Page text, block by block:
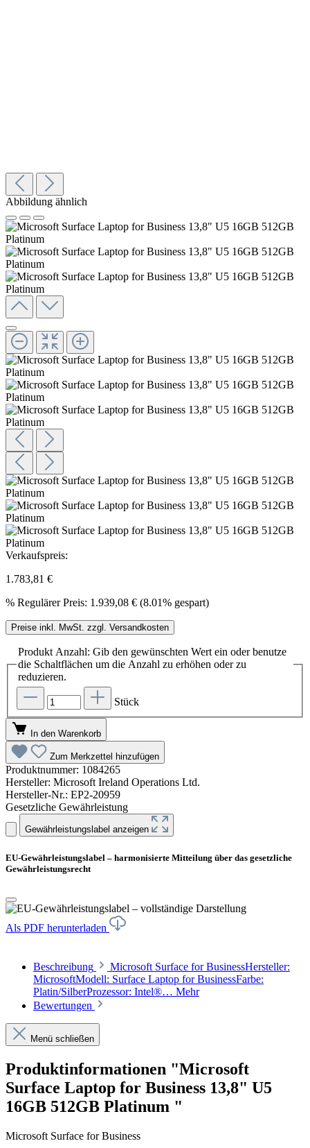
Abbildung ähnlich
Verkaufspreis:
1.783,81 €
% Regulärer Preis: 1.939,08 € (8.01% gespart)
Preise inkl. MwSt. zzgl. Versandkosten
Produkt Anzahl: Gib den gewünschten Wert ein oder benutze
die Schaltflächen um die Anzahl zu erhöhen oder zu
reduzieren.
Stück
In den Warenkorb
Zum Merkzettel hinzufügen
Produktnummer: 1084265
Hersteller: Microsoft Ireland Operations Ltd.
Hersteller-Nr.: EP2-20959
Gesetzliche Gewährleistung
Gewährleistungslabel anzeigen
EU-Gewährleistungslabel – harmonisierte Mitteilung über das gesetzliche
Gewährleistungsrecht
Als PDF herunterladen
Beschreibung
Microsoft Surface for BusinessHersteller:
MicrosoftModell: Surface Laptop for BusinessFarbe:
Platin/SilberProzessor: Intel®… Mehr
Bewertungen
Menü schließen
Produktinformationen "Microsoft
Surface Laptop for Business 13,8" U5
16GB 512GB Platinum "
Microsoft Surface for Business